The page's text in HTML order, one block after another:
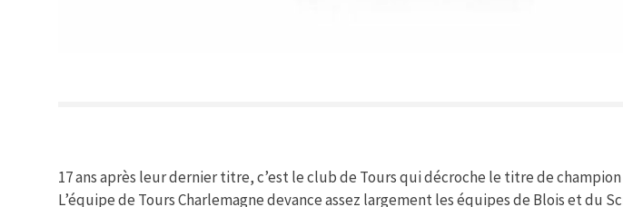
17 ans après leur dernier titre, c’est le club de Tours qui décroche le titre de
L’équipe de Tours Charlemagne devance assez largement les équipes de Blois et du